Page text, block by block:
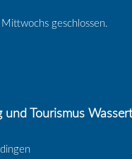
geschlossen.
und Tourismus